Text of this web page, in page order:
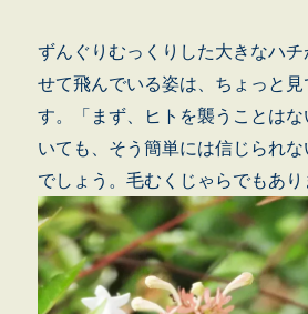
ずんぐりむっくりした大きなハ
せて飛んでいる姿は、ちょっと
す。「まず、ヒトを襲うことは
いても、そう簡単には信じられ
でしょう。毛むくじゃらでもあり